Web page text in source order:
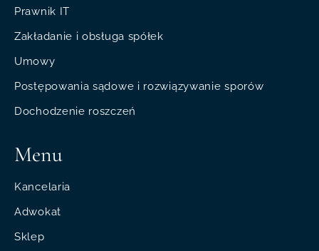
Prawnik IT
Zakładanie i obsługa spółek
Umowy
Postępowania sądowe i rozwiązywanie sporów
Dochodzenie roszczeń
Menu
Kancelaria
Adwokat
Sklep